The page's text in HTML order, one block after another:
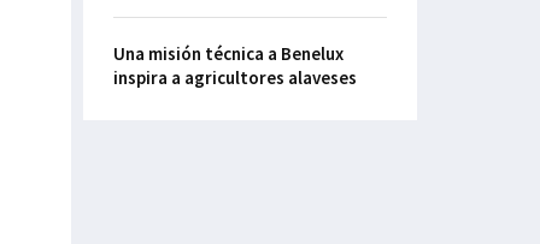
Una misión técnica a Benelux
inspira a agricultores alaveses